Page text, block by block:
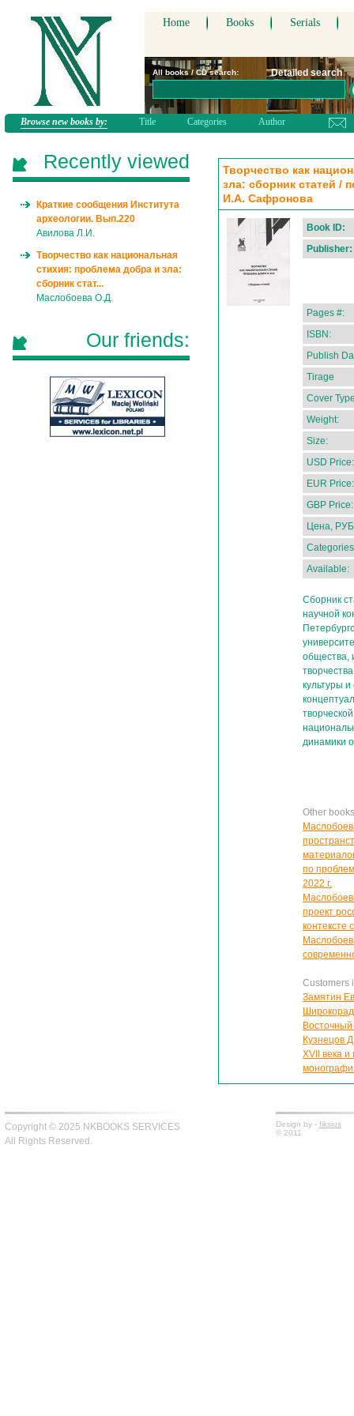
Home Books Serials
All books / CD search: Detailed search
Browse new books by: Title Categories Author
Творчество как
зла: сборник статей /
И.А. Сафронова
Book ID:
Publisher:
Pages #:
ISBN:
Publish
Tirage
Cover
Weight:
Size:
USD Price:
EUR Price:
GBP Price:
Цена,
Available:
Сборник
научной
общества,
культуры
динамики
Other
по
2022 г.
проект
контексте
Customers
Замятин
Кузнецов
XVII века
Recently viewed
Краткие сообщения Института
археологии. Вып.220
Авилова Л.И.
Творчество как национальная
стихия: проблема добра и зла:
сборник стат...
Маслобоева О.Д.
Our friends:
Copyright © 2025 NKBOOKS SERVICES
All Rights Reserved.
Design by - fiksius
© 2011